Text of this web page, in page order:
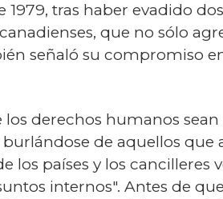
tras haber evadido
que no sólo
señaló su compromiso
derechos humanos
de aquellos que
los países y los cancilleres
internos". Antes de